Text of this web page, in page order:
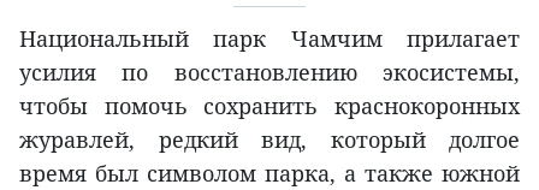
Национальный парк Чамчим прилагает
усилия по восстановлению экосистемы,
чтобы помочь сохранить краснокоронных
журавлей, редкий вид, который долгое
время был символом парка, а также южной